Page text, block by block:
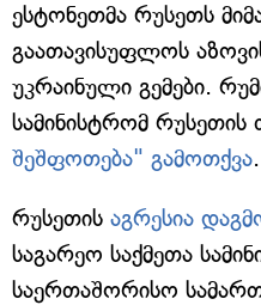
ესტონეთმა რუსეთს
გაათავისუფლოს
უკრაინული გემები.
სამინისტრომ რუსეთის
შეშფოთება" გამოთქვა.
რუსეთის აგრესია
საგარეო საქმეთა
საერთაშორისო